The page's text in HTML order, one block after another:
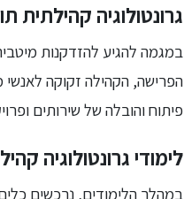
גרונטולוגיה קהילתית
במגמה להגיע להזדקנות
הפרישה, הקהילה זקוקה לאנשי
פיתוח והובלה של שירותים
לימודי גרונטולוגיה
במהלך הלימודים, נרכשים